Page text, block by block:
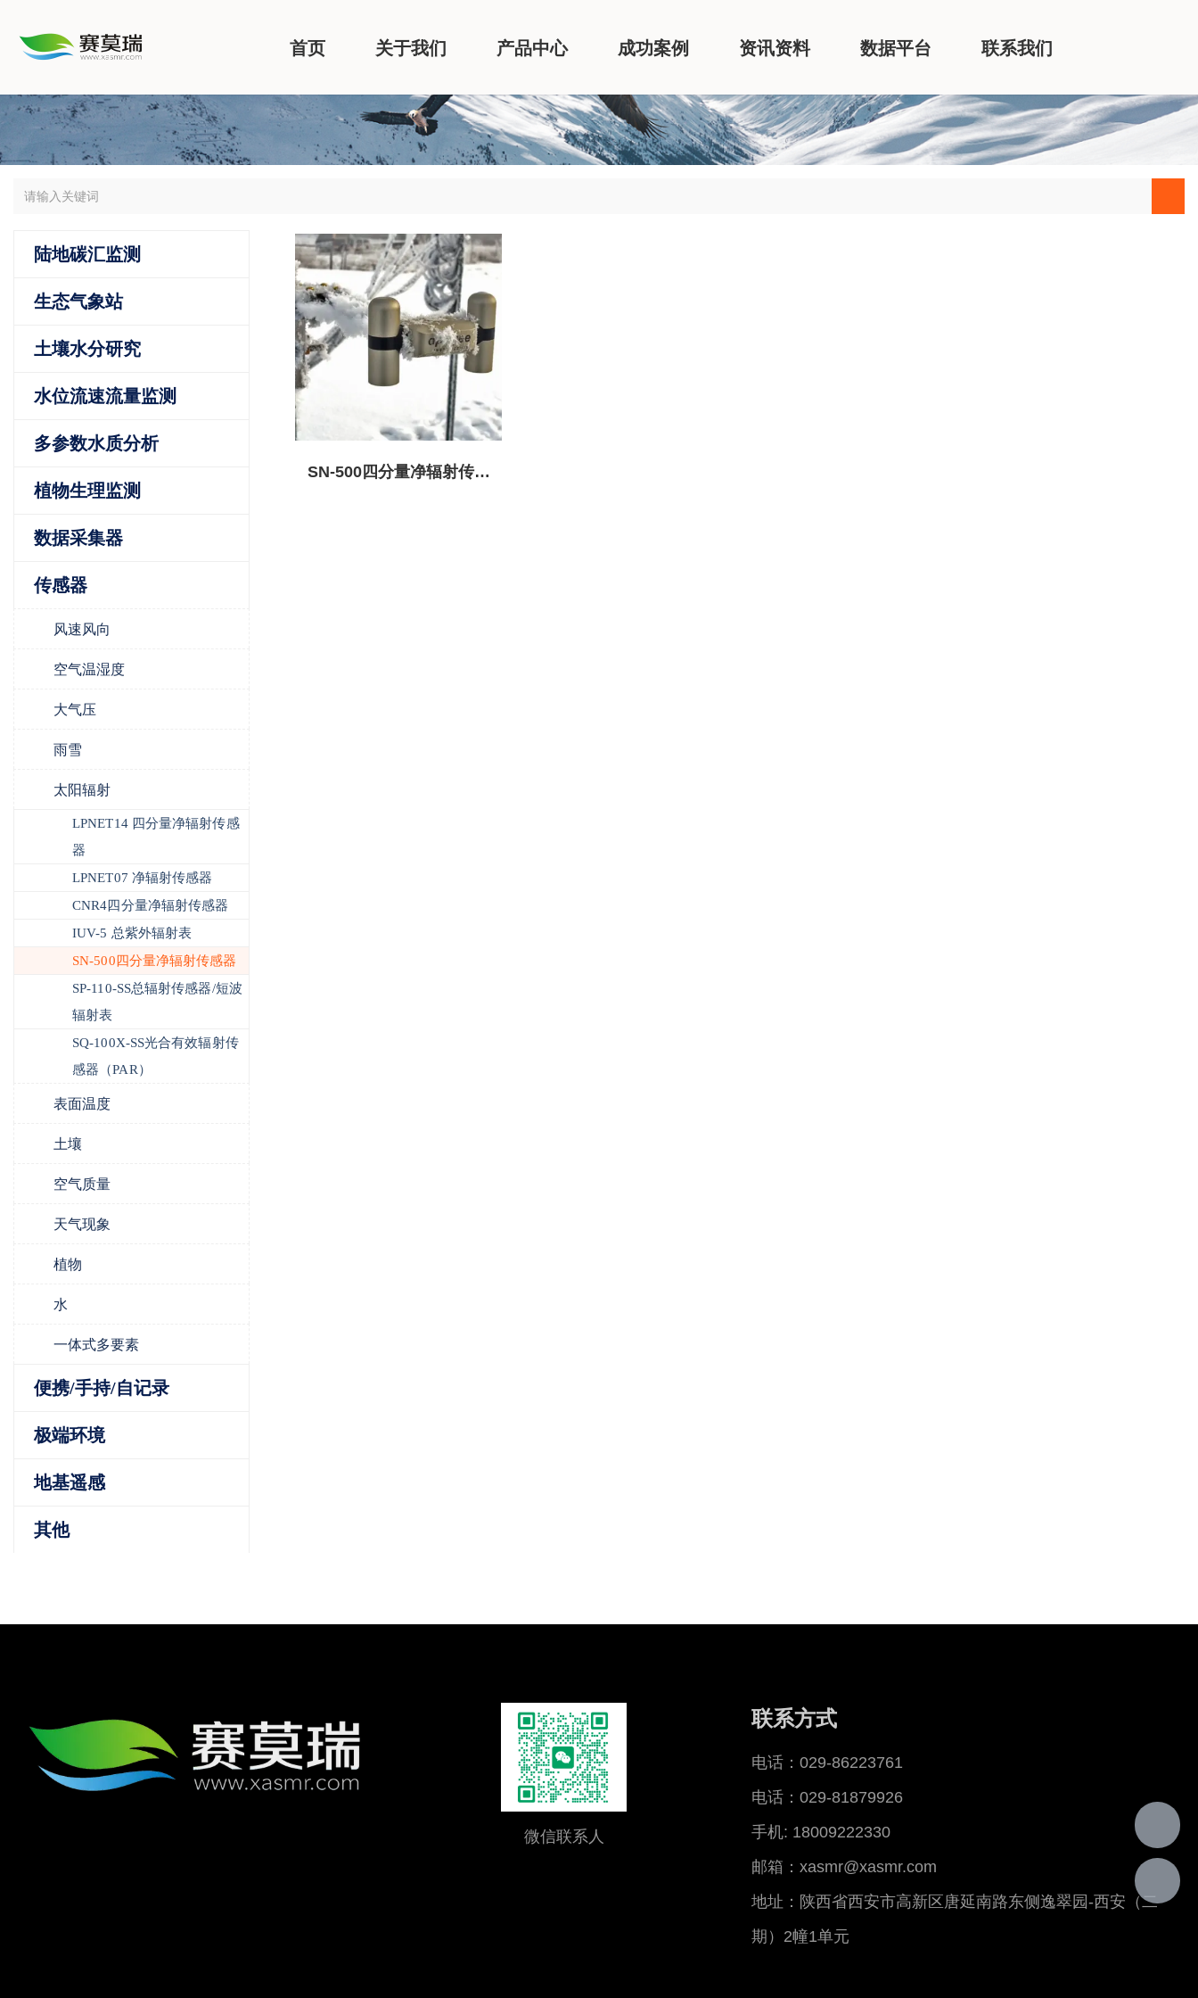
首页 关于我们 产品中心 成功案例 资讯资料 数据平台 联系我们
陆地碳汇监测
生态气象站
土壤水分研究
水位流速流量监测
多参数水质分析
植物生理监测
数据采集器
传感器
风速风向
空气温湿度
大气压
雨雪
太阳辐射
LPNET14 四分量净辐射传感
器
LPNET07 净辐射传感器
CNR4四分量净辐射传感器
IUV-5 总紫外辐射表
SN-500四分量净辐射传感器
SP-110-SS总辐射传感器/短波
辐射表
SQ-100X-SS光合有效辐射传
感器（PAR）
表面温度
土壤
空气质量
天气现象
植物
水
一体式多要素
便携/手持/自记录
极端环境
地基遥感
其他
SN-500四分量净辐射传感
微信联系人
联系方式
电话：029-86223761
电话：029-81879926
手机: 18009222330
邮箱：xasmr@xasmr.com
地址：陕西省西安市高新区唐延南路东侧逸翠园-西安（二
期）2幢1单元